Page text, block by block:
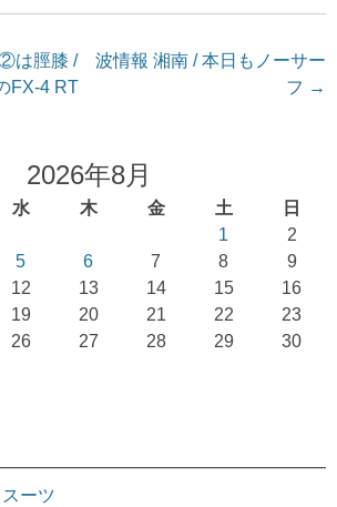
は脛膝 /
FX-4 RT
波情報 湘南 / 本日もノーサー
フ →
2026年8月
水 木 金 土
日
1
2
5 6 7 8
9
12 13 14 15
16
19 20 21 22
23
26 27 28 29
30
ーツ